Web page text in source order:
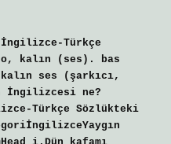
Türkçe
kalın (ses). bas
ses (şarkıcı,
İngilizcesi ne?
Türkçe Sözlükteki